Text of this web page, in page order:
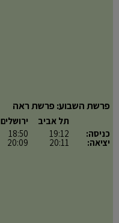
פרשת השבוע: פרשת ראה
כניסה:
יציאה:
תל אביב
19:12
20:11
ירושלים
18:50
20:09